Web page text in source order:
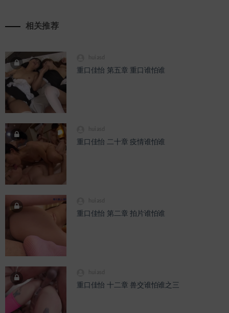
相关推荐
重口佳怡 第五章 重口谁怕谁
重口佳怡 二十章 疫情谁怕谁
重口佳怡 第二章 拍片谁怕谁
重口佳怡 十二章 兽交谁怕谁之三